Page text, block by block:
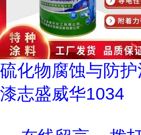
硫化物腐蚀与防
漆志盛威华1034